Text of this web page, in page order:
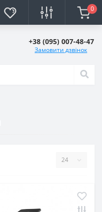
0
+38 (095) 007-48-47
Замовити дзвінок